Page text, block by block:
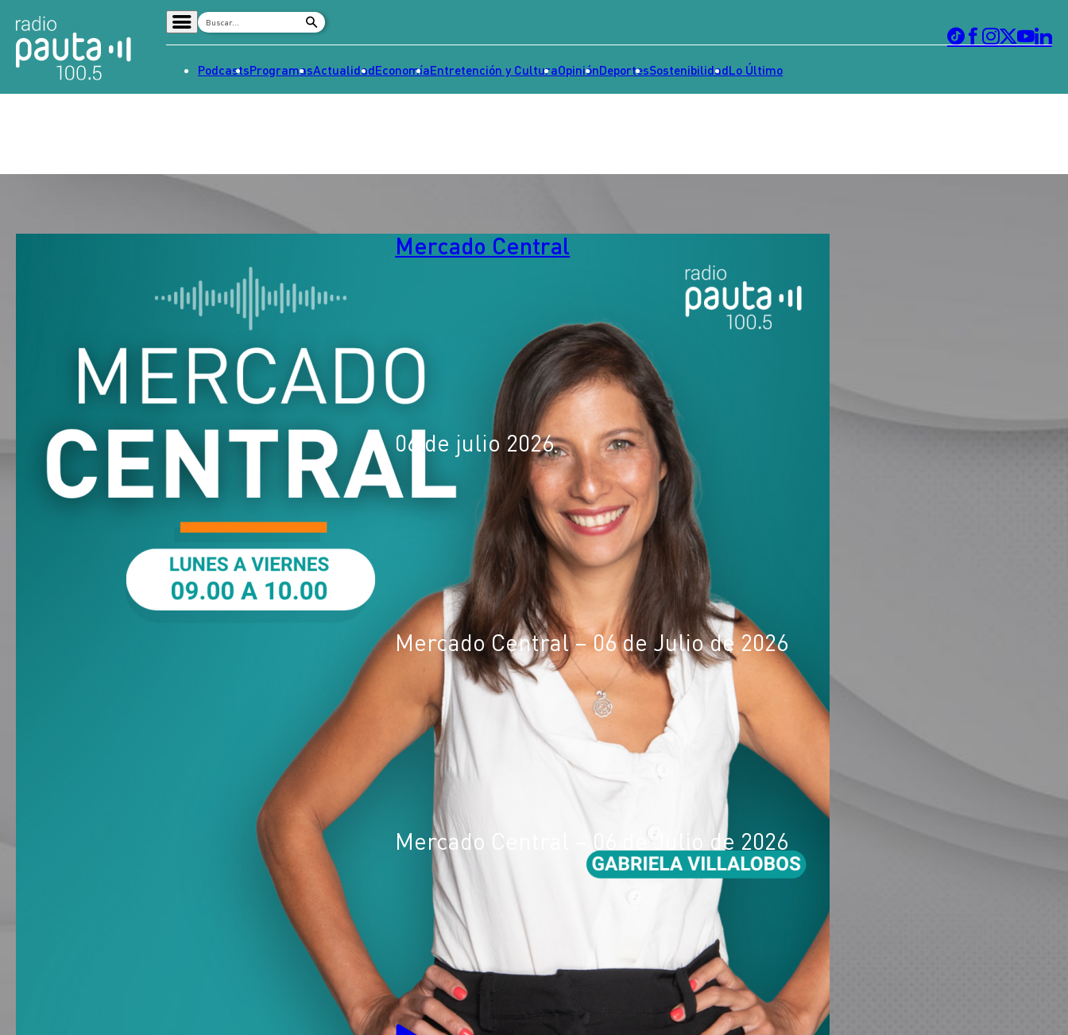
Señal 2
Contenido Patrocinado
PodcastsProgramasActualidadEconomíaEntretención y CulturaOpiniónDeportesSostenibilidadLo Último
Mercado Central
06 de julio 2026
Mercado Central – 06 de Julio de 2026
Mercado Central – 06 de Julio de 2026